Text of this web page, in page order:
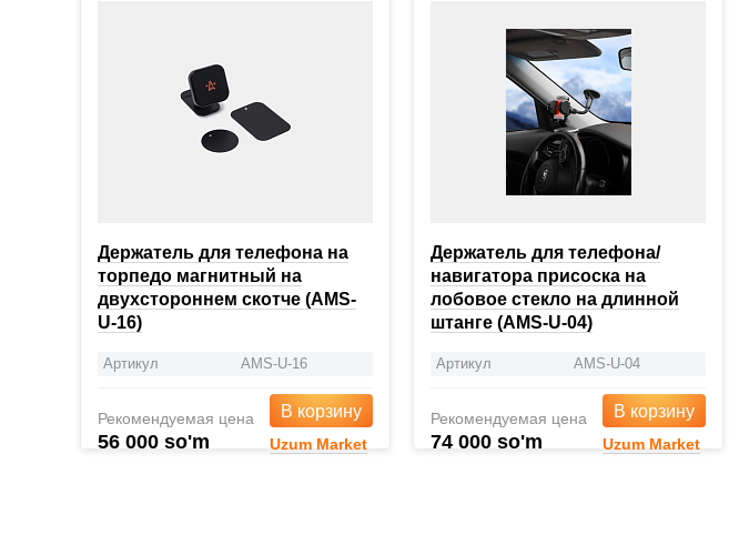
Держатель для телефона на
торпедо магнитный на
двухстороннем скотче (AMS-
U-16)
Артикул AMS-U-16
Рекомендуемая цена
56 000 so'm
В корзину
Uzum Market
Держатель для телефона/
навигатора присоска на
лобовое стекло на длинной
штанге (AMS-U-04)
Артикул AMS-U-04
Рекомендуемая цена
74 000 so'm
В корзину
Uzum Market